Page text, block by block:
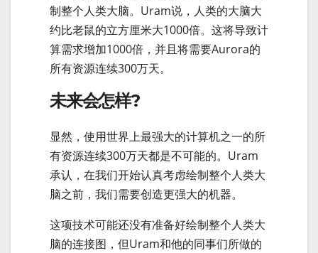
制整个人类大脑。Uram说，人类的大脑大
约比老鼠的立方厘米大1000倍。这将导致计
算需求增加1000倍，并且将需要Aurora的
所有资源连续300万天。
未来会怎样?
显然，使用世界上最强大的计算机之一的所
有资源连续300万天都是不可能的。Uram
承认，在我们开始认真考虑绘制整个人类大
脑之前，我们需要创造更强大的机器。
这项技术可能还没有准备好绘制整个人类大
脑的连接图，但Uram和他的同事们所做的